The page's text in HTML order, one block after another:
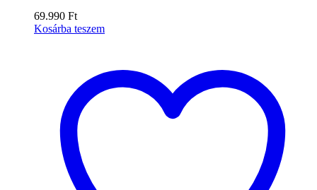
69.990 Ft
Kosárba teszem